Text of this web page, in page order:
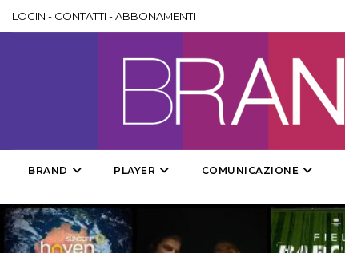
LOGIN - CONTATTI -ABBONAMENTI
BRAND PLAYER COMUNICAZIONE